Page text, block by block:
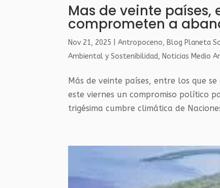
Mas de veinte países,
comprometen a
Nov 21, 2025 |Antropoceno, Blog Planeta
Ambiental y Sostenibilidad, Noticias Medio
Más de veinte países, entre los que
este viernes un compromiso político
trigésima cumbre climática de